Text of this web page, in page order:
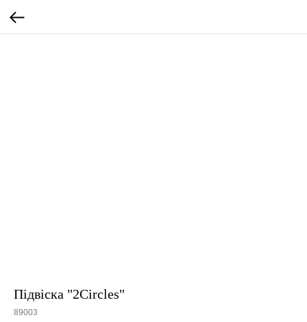
Підвіска "2Circles"
89003